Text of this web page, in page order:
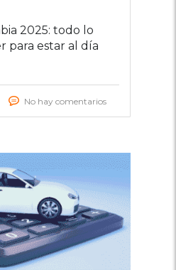
2025: todo lo
para estar al día
No hay comentarios